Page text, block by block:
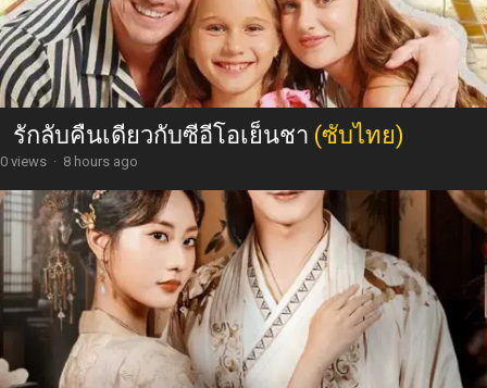
รักลับคืนเดียวกับซีอีโอเย็นชา (ซับไทย)
0 views · 8 hours ago